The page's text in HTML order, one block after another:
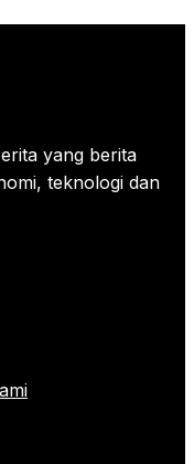
yang berita
teknologi dan